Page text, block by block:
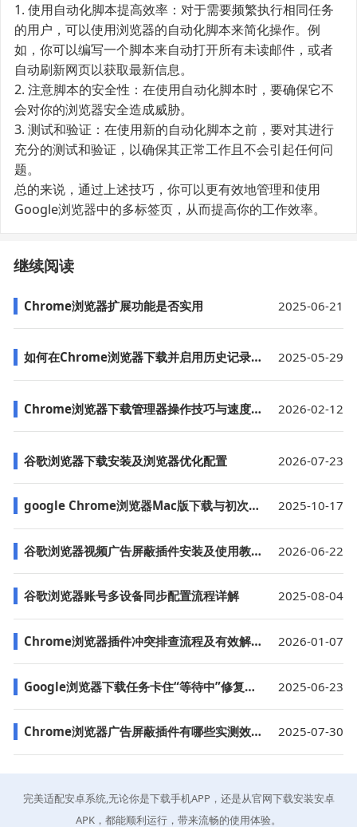
1. 使用自动化脚本提高效率：对于需要频繁执行相同任务
的用户，可以使用浏览器的自动化脚本来简化操作。例
如，你可以编写一个脚本来自动打开所有未读邮件，或者
自动刷新网页以获取最新信息。
2. 注意脚本的安全性：在使用自动化脚本时，要确保它不
会对你的浏览器安全造成威胁。
3. 测试和验证：在使用新的自动化脚本之前，要对其进行
充分的测试和验证，以确保其正常工作且不会引起任何问
题。
总的来说，通过上述技巧，你可以更有效地管理和使用
Google浏览器中的多标签页，从而提高你的工作效率。
继续阅读
Chrome浏览器扩展功能是否实用 2025-06-21
如何在Chrome浏览器下载并启用历史记录备份功能 2025-05-29
Chrome浏览器下载管理器操作技巧与速度优化 2026-02-12
谷歌浏览器下载安装及浏览器优化配置 2026-07-23
google Chrome浏览器Mac版下载与初次配置操作流程 2025-10-17
谷歌浏览器视频广告屏蔽插件安装及使用教程 2026-06-22
谷歌浏览器账号多设备同步配置流程详解 2025-08-04
Chrome浏览器插件冲突排查流程及有效解决方案解析 2026-01-07
Google浏览器下载任务卡住“等待中”修复技巧 2025-06-23
Chrome浏览器广告屏蔽插件有哪些实测效果更好 2025-07-30
完美适配安卓系统,无论你是下载手机APP，还是从官网下载安装安卓
APK，都能顺利运行，带来流畅的使用体验。